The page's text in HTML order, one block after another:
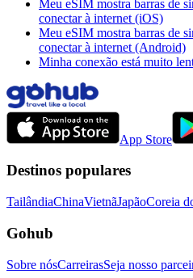
Meu eSIM mostra barras de
conectar à internet (iOS)
Meu eSIM mostra barras de
conectar à internet (Android)
Minha conexão está muito
App Store
Destinos populares
TailândiaChinaVietnãJapãoCoreia
Gohub
Sobre nósCarreirasSeja nosso